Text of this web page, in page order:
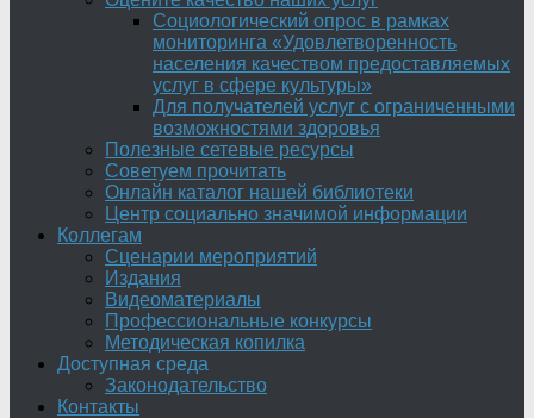
Социологический опрос в рамках
мониторинга «Удовлетворенность
населения качеством предоставляемых
услуг в сфере культуры»
Для получателей услуг с ограниченными
возможностями здоровья
Полезные сетевые ресурсы
Советуем прочитать
Онлайн каталог нашей библиотеки
Центр социально значимой информации
Коллегам
Сценарии мероприятий
Издания
Видеоматериалы
Профессиональные конкурсы
Методическая копилка
Доступная среда
Законодательство
Контакты